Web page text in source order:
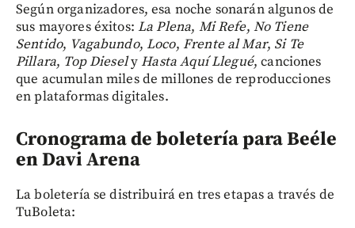
Según organizadores, esa noche sonarán algunos de
sus mayores éxitos: La Plena, Mi Refe, No Tiene
Sentido, Vagabundo,Loco, Frente al Mar, Si Te
Pillara, Top DieselyHasta Aquí Llegué, canciones
que acumulan miles de millones de reproducciones
en plataformas digitales.
Cronograma de boletería para Beéle
en Davi Arena
La boletería se distribuirá en tres etapas a través de
TuBoleta: